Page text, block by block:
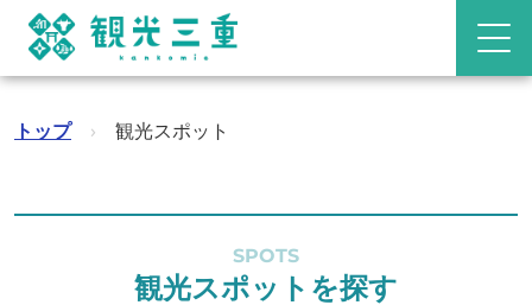
トップ › 観光スポット
SPOTS
観光スポットを探す